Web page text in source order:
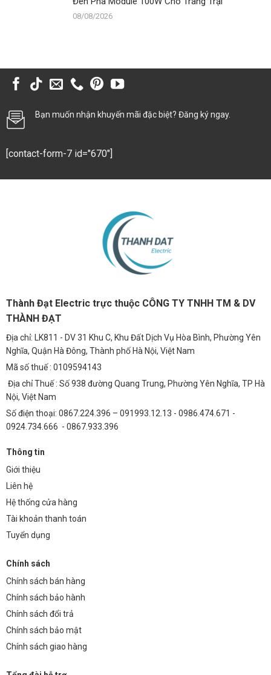
08/08/2026
Bạn muốn nhận khuyến mãi đặc biệt? Đăng ký ngay.
[contact-form-7 id="670"]
Thành Đạt Electric trực thuộc CÔNG TY TNHH TM & DV
THÀNH ĐẠT
Địa chỉ: LK811 - DV 31 Khu C, Khu Đất Dịch Vụ Hòa Bình, Phường Yên
Nghĩa, Quận Hà Đông, Thành phố Hà Nội, Việt Nam
Mã số thuế : 0109594143
Địa chỉ Thuế : Số 938 đường Quang Trung, Phường Yên Nghĩa, TP Hà
Nội, Việt Nam
Số điện thoại: 0867.224.396 – 091993.12.13 - 0986.474.671 -
0924.734.666 - 0867.933.396
Thông tin
Giới thiệu
Liên hệ
Hệ thống cửa hàng
Tài khoản thanh toán
Tuyển dụng
Chính sách
Chính sách bán hàng
Chính sách bảo hành
Chính sách đổi trả
Chính sách bảo mật
Chính sách giao hàng